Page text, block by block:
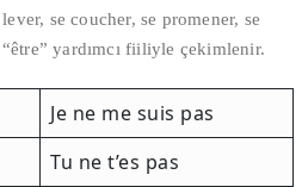
se coucher, se promener, se
yardımcı fiiliyle çekimlenir.
Je ne me suis pas
Tu ne t’es pas